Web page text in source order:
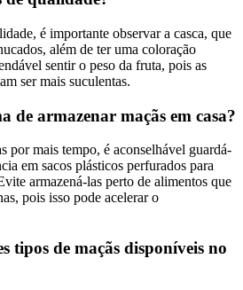
é importante observar a casca, que
além de ter uma coloração
sentir o peso da fruta, pois as
ser mais suculentas.
de armazenar maçãs em casa?
por mais tempo, é aconselhável guardá-
em sacos plásticos perfurados para
armazená-las perto de alimentos que
pois isso pode acelerar o
tipos de maçãs disponíveis no